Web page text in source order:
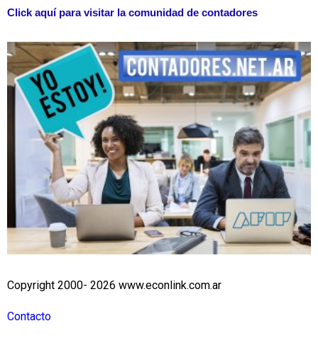
Click aquí para visitar la comunidad de contadores
Copyright 2000- 2026 www.econlink.com.ar
Contacto